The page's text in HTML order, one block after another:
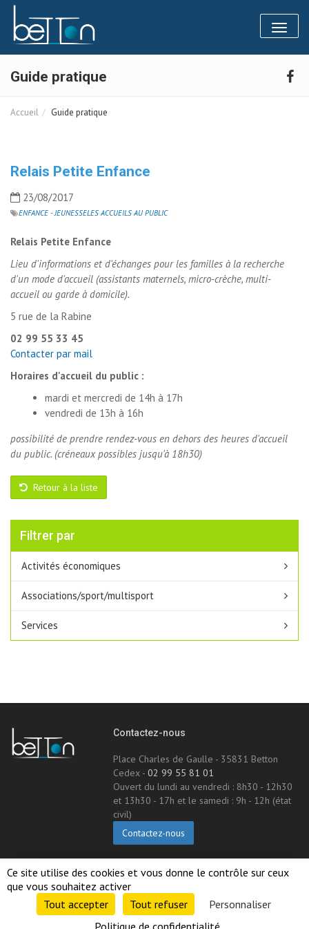
Toggle
Guide pratique
Accueil Guide pratique
Relais Petite Enfance
23/08/2017
ENFANCE - JEUNESSELES ACCUEILS AU PUBLIC
Relais Petite Enfance
Lieu d'informations et d'échanges pour les familles à la recherche
d'un mode d'accueil (assistants maternels, micro-crèche, multi-
accueil ou garde à domicile).
5 rue de la Rabine
02 99 55 33 45
Contacter par mail
Horaires d'accueil du public :
mardi et mercredi de 14h à 17h
vendredi de 13h à 16h
possibilité de prendre rendez-vous en dehors des heures d'accueil
du public. (créneaux possibles jusqu'à 18h30)
Retour à la liste
Filtrer par
Activités économiques
Associations/sport/multisport
Services
Contactez-nous
Place Charles de Gaulle - 35831 Betton
Cedex -02 99 55 81 01
Ouvert du lundi au vendredi : 8h30 - 12h30
et 13h30 - 17h et le samedi : 9h - 12h (état
civil)
Contactez-nous
Panneau de gestion des cookies
Ce site utilise des cookies et vous donne le contrôle sur ceux
que vous souhaitez activer
Tout accepter
Tout refuser
Personnaliser
Politique de confidentialité